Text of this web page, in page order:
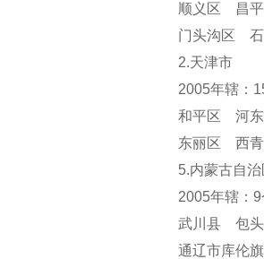
顺义区 昌
门头沟区
2.天津市
2005年辖：
和平区 河
东丽区 西
5.内蒙古自治
2005年辖：
武川县 包
通辽市库